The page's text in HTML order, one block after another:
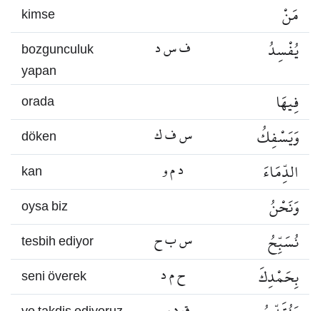
kimse مَنْ
bozgunculuk
yapan
ف س د يُفْسِدُ
orada فِيهَا
döken س ف ك وَيَسْفِكُ
kan د م و الدِّمَاءَ
oysa biz وَنَحْنُ
tesbih ediyor س ب ح نُسَبِّحُ
seni överek ح م د بِحَمْدِكَ